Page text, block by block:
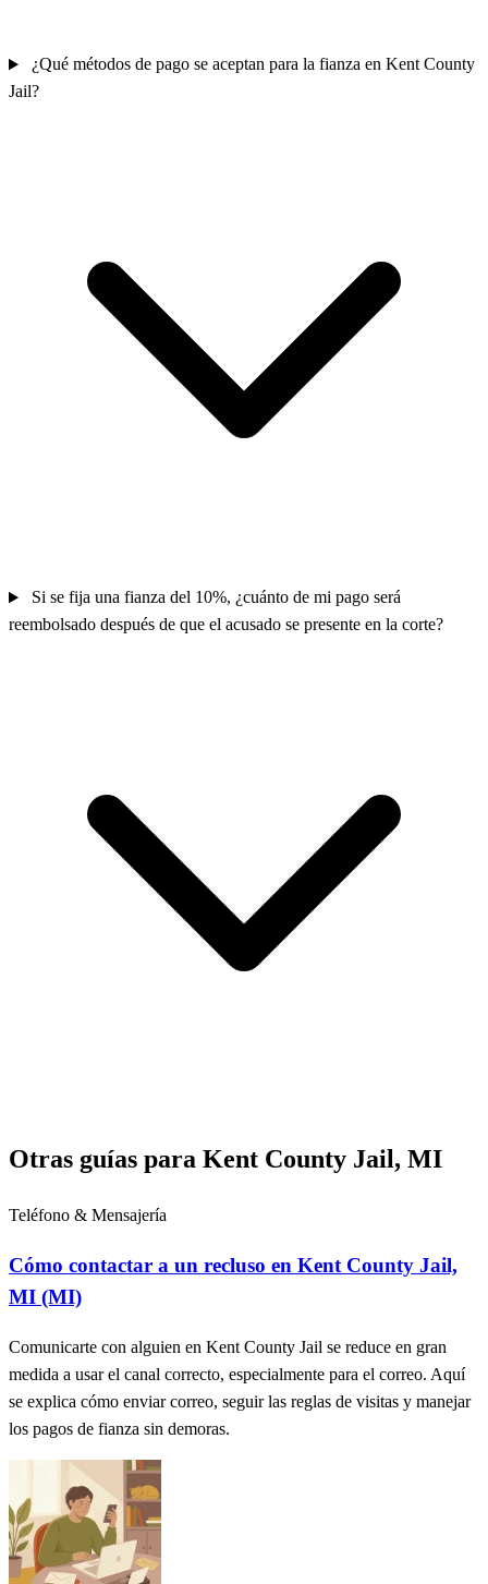
¿Qué métodos de pago se aceptan para la fianza en Kent County
Jail?
Si se fija una fianza del 10%, ¿cuánto de mi pago será
reembolsado después de que el acusado se presente en la corte?
Otras guías para Kent County Jail, MI
Teléfono & Mensajería
Cómo contactar a un recluso en Kent County Jail,
MI (MI)
Comunicarte con alguien en Kent County Jail se reduce en gran
medida a usar el canal correcto, especialmente para el correo. Aquí
se explica cómo enviar correo, seguir las reglas de visitas y manejar
los pagos de fianza sin demoras.